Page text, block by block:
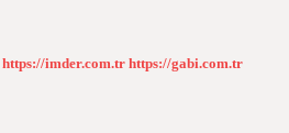
https://imder.com.tr https://gabi.com.tr